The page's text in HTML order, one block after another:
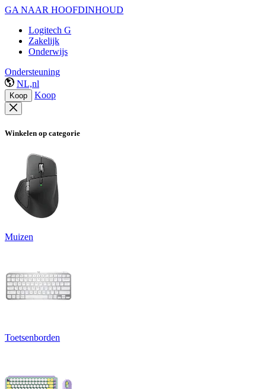
GA NAAR HOOFDINHOUD
Logitech G
Zakelijk
Onderwijs
Ondersteuning
NL,nl
Koop Koop
Winkelen op categorie
Muizen
Toetsenborden